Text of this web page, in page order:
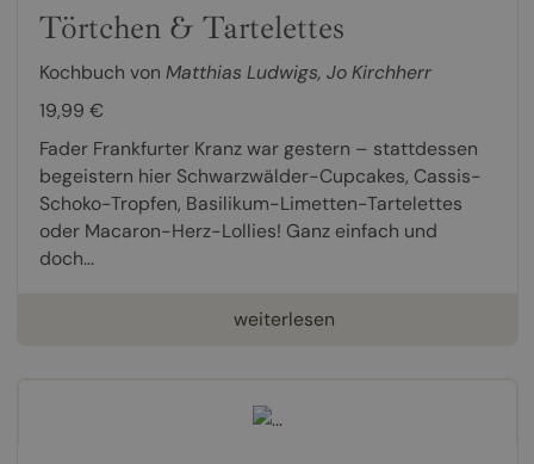
Törtchen & Tartelettes
Kochbuch von Matthias Ludwigs, Jo Kirchherr
19,99 €
Fader Frankfurter Kranz war gestern – stattdessen
begeistern hier Schwarzwälder-Cupcakes, Cassis-
Schoko-Tropfen, Basilikum-Limetten-Tartelettes
oder Macaron-Herz-Lollies! Ganz einfach und
doch...
weiterlesen